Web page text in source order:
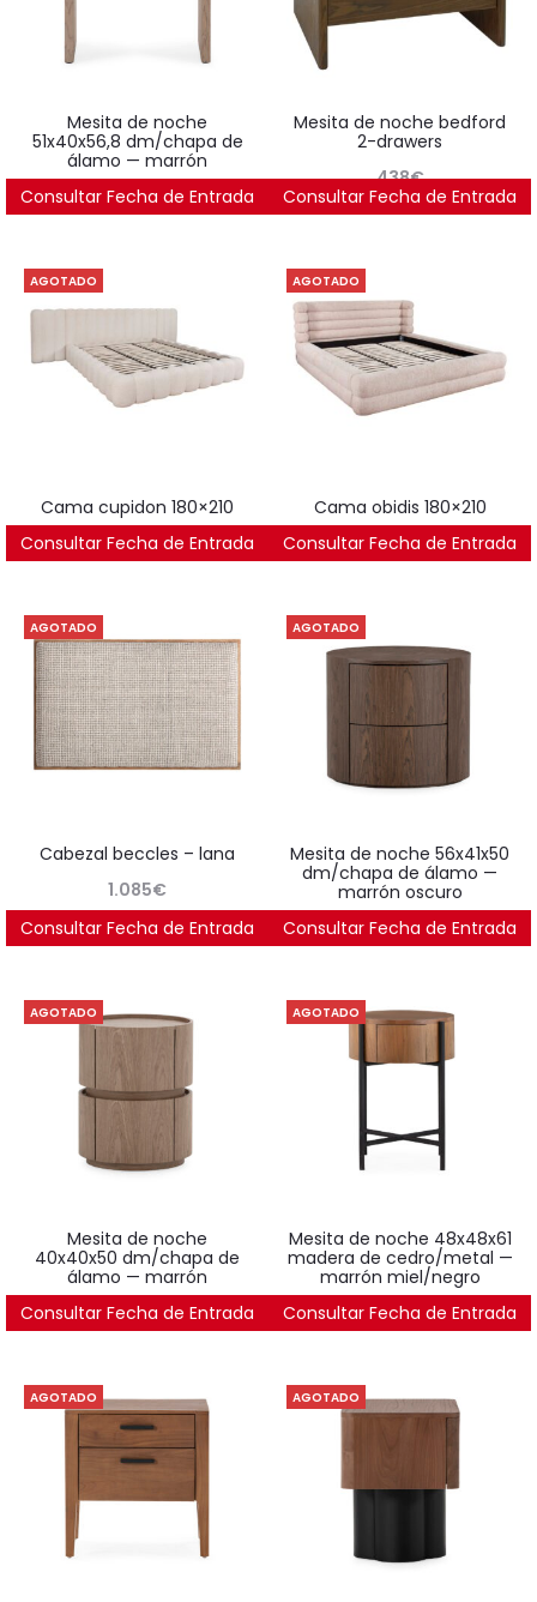
mesita de noche
51x40x56,8 dm/chapa de
álamo — marrón
283€
Consultar Fecha de Entrada
mesita de noche bedford
2-drawers
438€
Consultar Fecha de Entrada
AGOTADO
cama cupidon 180×210
2.345€
Consultar Fecha de Entrada
AGOTADO
cama obidis 180×210
2.471€
Consultar Fecha de Entrada
AGOTADO
cabezal beccles – lana
1.085€
Consultar Fecha de Entrada
AGOTADO
mesita de noche 56x41x50
dm/chapa de álamo —
marrón oscuro
419€
Consultar Fecha de Entrada
AGOTADO
mesita de noche
40x40x50 dm/chapa de
álamo — marrón
411€
Consultar Fecha de Entrada
AGOTADO
mesita de noche 48x48x61
madera de cedro/metal —
marrón miel/negro
365€
Consultar Fecha de Entrada
AGOTADO AGOTADO